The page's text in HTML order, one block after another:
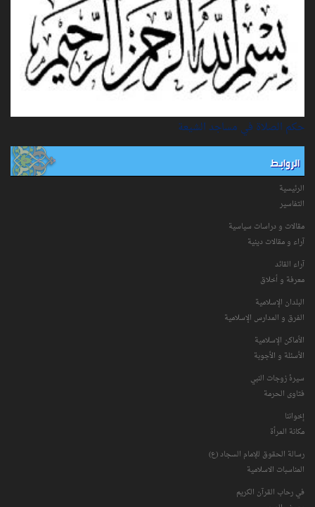
حكم الصلاة في مساجد الشيعة
الروابط
الرئيسية
التفاسیر
مقالات و دراسات سياسية
آراء و مقالات دينية
آراء القائد
معرفة و أخلاق
البلدان الإسلامية
الفرق و المدارس الإسلامية
الأماكن الإسلامية
الأسئلة و الأجوبة
سیرۀ زوجات النبي
فتاوی الحرمة
إخواننا
مكانة‌ المرأة
رسالة الحقوق للإمام السجاد (ع)
المناسبات الاسلامیة
في رحاب القرآن الکریم